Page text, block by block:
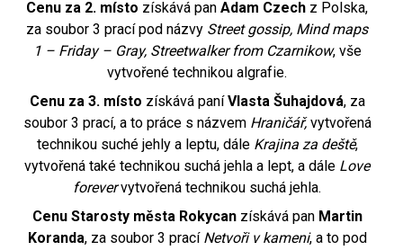
Cenu za 2. místo získává pan Adam Czech z Polska,
za soubor 3 prací pod názvy Street gossip, Mind maps
1 – Friday – Gray, Streetwalker from Czarnikow, vše
vytvořené technikou algrafie.
Cenu za 3. místo získává paníVlasta Šuhajdová, za
soubor 3 prací, a to práce s názvem Hraničář,vytvořená
technikou suché jehly a leptu, dále Krajina za deště,
vytvořená také technikou suchá jehla a lept, a dále Love
forevervytvořená technikou suchá jehla.
Cenu Starosty města Rokycanzískává pan Martin
Koranda, za soubor 3 prací Netvoři v kameni, a to pod